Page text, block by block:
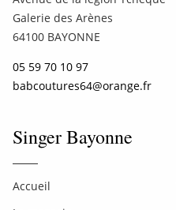
Galerie des Arènes
64100 BAYONNE
05 59 70 10 97
babcoutures64@orange.fr
Singer Bayonne
Accueil